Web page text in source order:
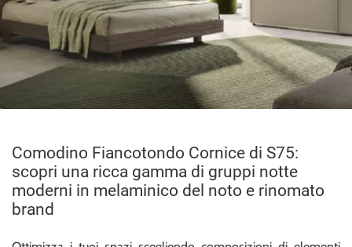
Comodino Fiancotondo Cornice di S75:
scopri una ricca gamma di gruppi notte
moderni in melaminico del noto e rinomato
brand